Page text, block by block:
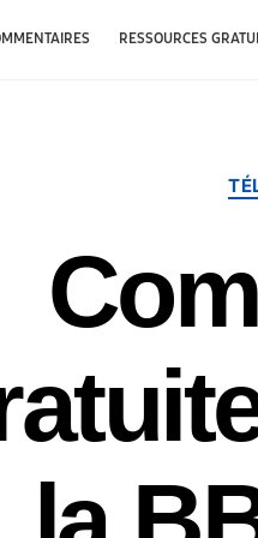
RESSOURCES